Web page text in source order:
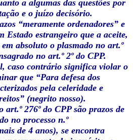
a algumas das questões por
e o juízo decisório.
“meramente ordenadores” e
Estado estrangeiro que a aceite,
absoluto o plasmado no art.º
no art.º 2º do CPP.
caso contrário significa violar o
que “Para defesa dos
pela celeridade e
(negrito nosso).
276º do CPP são prazos de
no processo n.º
de 4 anos), se encontra